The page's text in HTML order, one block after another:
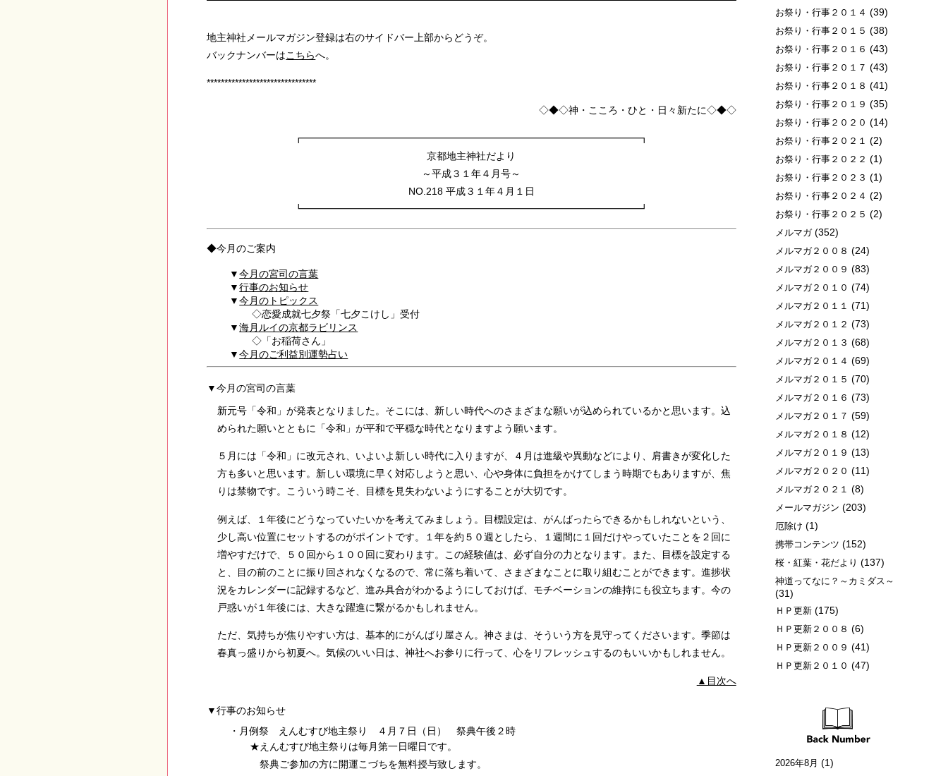
地主神社メールマガジン登録は右のサイドバー上部からどうぞ。
バックナンバーはこちらへ。
*******************************
◇◆◇神・こころ・ひと・日々新たに◇◆◇
┏━━━━━━━━━━━━━━━━━━━━━━━━━━━━━━━━━━┓
京都地主神社だより
～平成３１年４月号～
NO.218 平成３１年４月１日
┗━━━━━━━━━━━━━━━━━━━━━━━━━━━━━━━━━━┛
◆今月のご案内
今月の宮司の言葉
行事のお知らせ
今月のトピックス
恋愛成就七夕祭「七夕こけし」受付
海月ルイの京都ラビリンス
「お稲荷さん」
今月のご利益別運勢占い
▼今月の宮司の言葉
新元号「令和」が発表となりました。そこには、新しい時代へのさまざまな願いが込められているかと思います。込
められた願いとともに「令和」が平和で平穏な時代となりますよう願います。
５月には「令和」に改元され、いよいよ新しい時代に入りますが、４月は進級や異動などにより、肩書きが変化した
方も多いと思います。新しい環境に早く対応しようと思い、心や身体に負担をかけてしまう時期でもありますが、焦
りは禁物です。こういう時こそ、目標を見失わないようにすることが大切です。
例えば、１年後にどうなっていたいかを考えてみましょう。目標設定は、がんばったらできるかもしれないという、
少し高い位置にセットするのがポイントです。１年を約５０週としたら、１週間に１回だけやっていたことを２回に
増やすだけで、５０回から１００回に変わります。この経験値は、必ず自分の力となります。また、目標を設定する
と、目の前のことに振り回されなくなるので、常に落ち着いて、さまざまなことに取り組むことができます。進捗状
況をカレンダーに記録するなど、進み具合がわかるようにしておけば、モチベーションの維持にも役立ちます。今の
戸惑いが１年後には、大きな躍進に繋がるかもしれません。
ただ、気持ちが焦りやすい方は、基本的にがんばり屋さん。神さまは、そういう方を見守ってくださいます。季節は
春真っ盛りから初夏へ。気候のいい日は、神社へお参りに行って、心をリフレッシュするのもいいかもしれません。
▲目次へ
▼行事のお知らせ
月例祭 えんむすび地主祭り ４月７日（日） 祭典午後２時
えんむすび地主祭りは毎月第一日曜日です。
祭典ご参加の方に開運こづちを無料授与致します。
お祭り・行事２０１４ (39)
お祭り・行事２０１５ (38)
お祭り・行事２０１６ (43)
お祭り・行事２０１７ (43)
お祭り・行事２０１８ (41)
お祭り・行事２０１９ (35)
お祭り・行事２０２０ (14)
お祭り・行事２０２１ (2)
お祭り・行事２０２２ (1)
お祭り・行事２０２３ (1)
お祭り・行事２０２４ (2)
お祭り・行事２０２５ (2)
メルマガ(352)
メルマガ２００８ (24)
メルマガ２００９ (83)
メルマガ２０１０ (74)
メルマガ２０１１ (71)
メルマガ２０１２ (73)
メルマガ２０１３ (68)
メルマガ２０１４ (69)
メルマガ２０１５ (70)
メルマガ２０１６ (73)
メルマガ２０１７ (59)
メルマガ２０１８ (12)
メルマガ２０１９ (13)
メルマガ２０２０ (11)
メルマガ２０２１ (8)
メールマガジン (203)
厄除け (1)
携帯コンテンツ (152)
桜・紅葉・花だより (137)
神道ってなに？～カミダス～
(31)
ＨＰ更新(175)
ＨＰ更新２００８ (6)
ＨＰ更新２００９ (41)
ＨＰ更新２０１０ (47)
2026年8月 (1)